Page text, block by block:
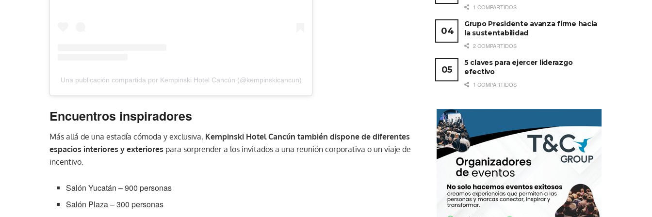
Una publicación compartida por Kempinski Hotel Cancún (@kempinskicancun)
Encuentros inspiradores
Más allá de una estadía cómoda y exclusiva, Kempinski Hotel Cancún también dispone de diferentes
espacios interiores y exteriores para sorprender a los invitados a una reunión corporativa o un viaje de
incentivo.
Salón Yucatán – 900 personas
Salón Plaza – 300 personas
1 COMPARTIDOS
Grupo Presidente avanza firme hacia
la sustentabilidad
2 COMPARTIDOS
5 claves para ejercer liderazgo
efectivo
1 COMPARTIDOS